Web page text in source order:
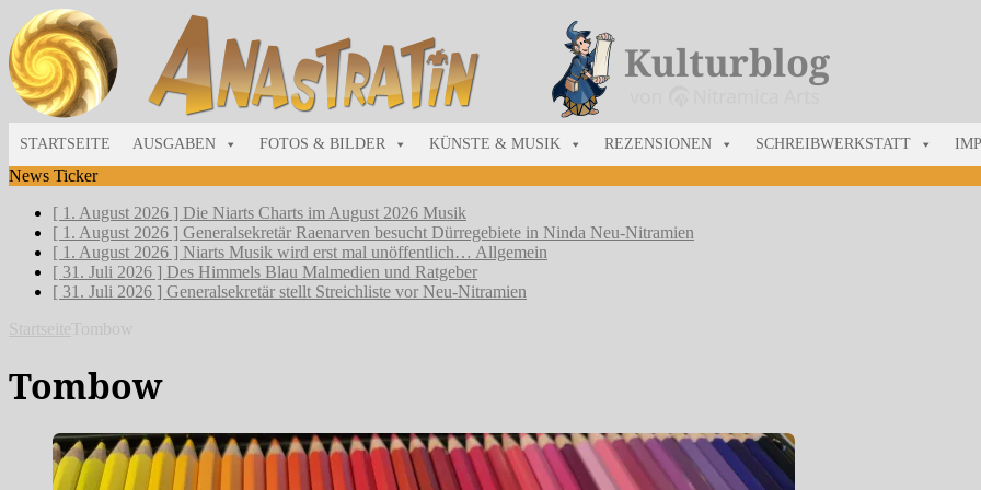
STARTSEITE AUSGABEN FOTOS & BILDER KÜNSTE & MUSIK REZENSIONEN SCHREIBWERKSTATT
News Ticker
[ 1. August 2026 ] Die Niarts Charts im August 2026 Musik
[ 1. August 2026 ] Generalsekretär Raenarven besucht Dürregebiete in Ninda Neu-Nitramien
[ 1. August 2026 ] Niarts Musik wird erst mal unöffentlich… Allgemein
[ 31. Juli 2026 ] Des Himmels Blau Malmedien und Ratgeber
[ 31. Juli 2026 ] Generalsekretär stellt Streichliste vor Neu-Nitramien
Tombow